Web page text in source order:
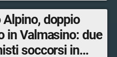
doppio
in Valmasino: due
soccorsi in